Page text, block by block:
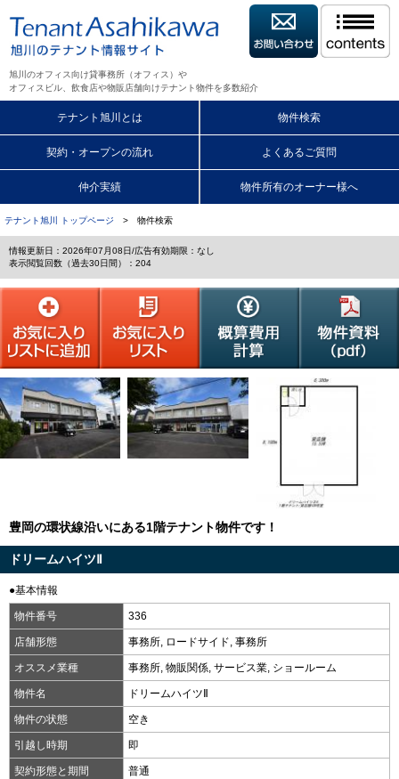
旭川のオフィス向け貸事務所（オフィス）や
オフィスビル、飲食店や物販店舗向けテナント物件を多数紹介
テナント旭川とは 物件検索
契約・オープンの流れ よくあるご質問
仲介実績 物件所有のオーナー様へ
テナント旭川 トップページ > 物件検索
情報更新日：2026年07月08日/広告有効期限：なし
表示閲覧回数（過去30日間）：204
豊岡の環状線沿いにある1階テナント物件です！
ドリームハイツⅡ
●基本情報
物件番号 336
店舗形態 事務所, ロードサイド, 事務所
オススメ業種 事務所, 物販関係, サービス業, ショールーム
物件名 ドリームハイツⅡ
物件の状態 空き
引越し時期 即
契約形態と期間 普通